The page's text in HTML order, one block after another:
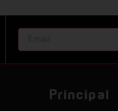
Principal